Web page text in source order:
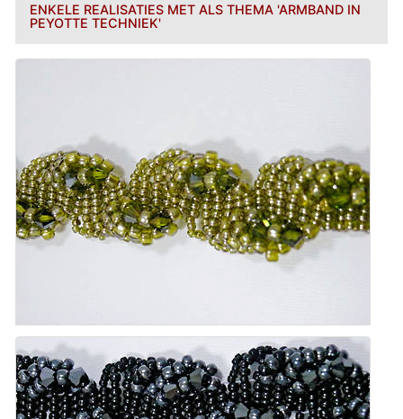
ENKELE REALISATIES MET ALS THEMA 'ARMBAND IN
PEYOTTE TECHNIEK'